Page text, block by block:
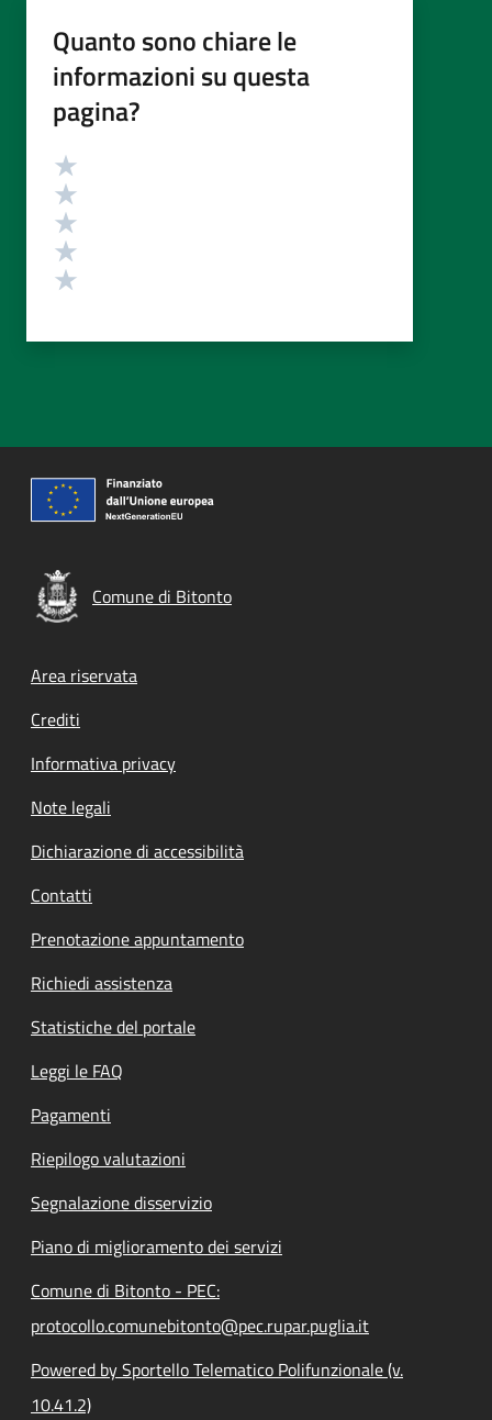
Quanto sono chiare le
informazioni su questa
pagina?
Valutazione
Comune di Bitonto
Footer menu
Area riservata
Crediti
Informativa privacy
Note legali
Dichiarazione di accessibilità
Contatti
Prenotazione appuntamento
Richiedi assistenza
Statistiche del portale
Leggi le FAQ
Pagamenti
Riepilogo valutazioni
Segnalazione disservizio
Piano di miglioramento dei servizi
Comune di Bitonto - PEC:
protocollo.comunebitonto@pec.rupar.puglia.it
Powered by Sportello Telematico Polifunzionale (v.
10.41.2)